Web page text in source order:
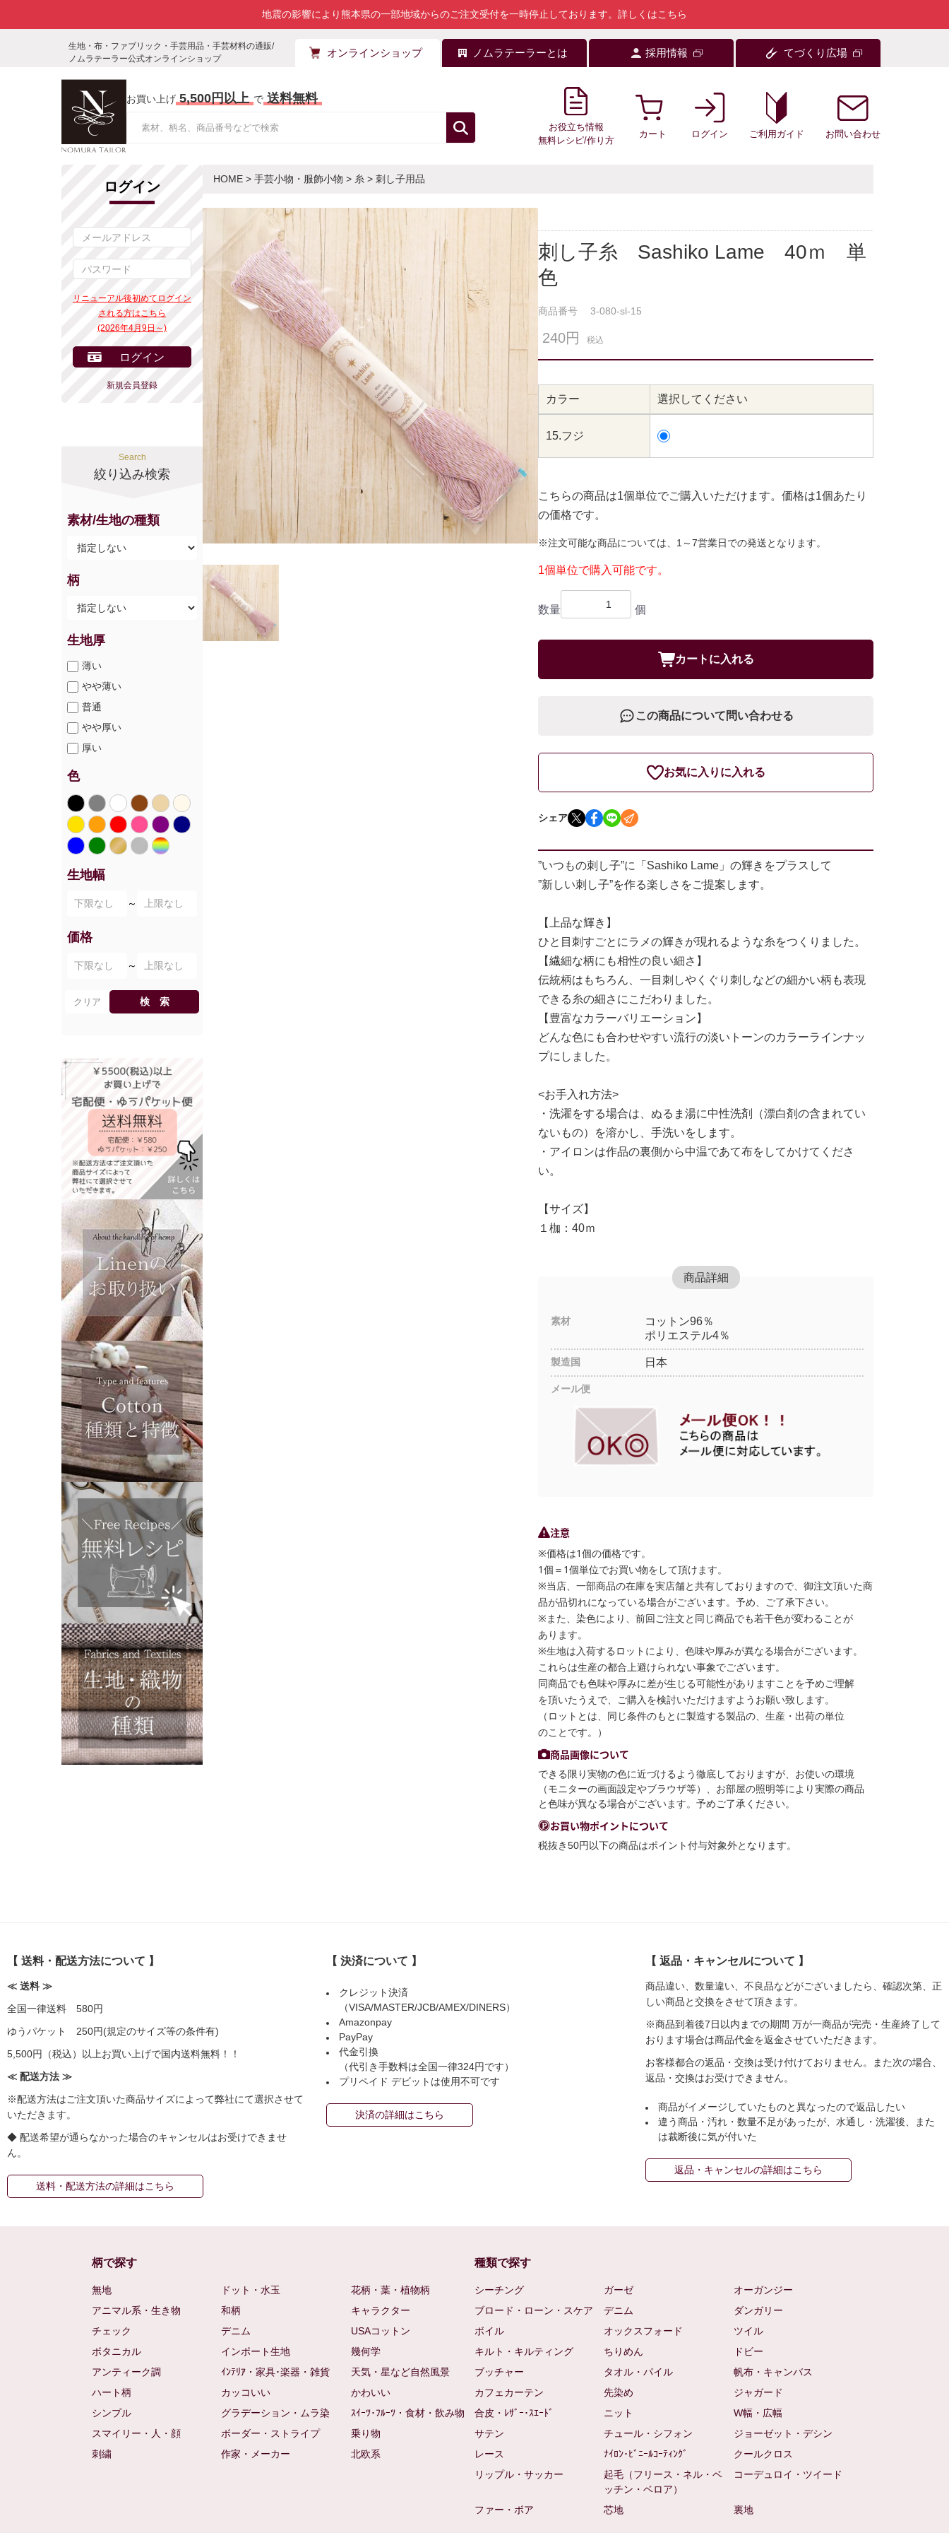
地震の影響により熊本県の一部地域からのご注文受付を一時停止しております。 詳しくはこちら
生地・布・ファブリック・手芸用品・手芸材料の通販/
ノムラテーラー公式オンラインショップ
オンラインショップ ノムラテーラーとは 採用情報 てづくり広場
お買い上げ 5,500円以上 で 送料無料
お役立ち情報
無料レシピ/作り方
カート ログイン ご利用ガイド お問い合わせ
ログイン
リニューアル後初めてログイン
される方はこちら
(2026年4月9日～)
ログイン
新規会員登録
Search
絞り込み検索
素材/生地の種類
柄
生地厚
薄い
やや薄い
普通
やや厚い
厚い
色
生地幅
～
価格
～
クリア 検 索
HOME > 手芸小物・服飾小物 > 糸 > 刺し子用品
刺し子糸 Sashiko Lame 40ｍ 単
色
商品番号 3-080-sl-15
240円 税込
カラー 選択してください
15.フジ
こちらの商品は1個単位でご購入いただけます。価格は1個あたり
の価格です。
※注文可能な商品については、1～7営業日での発送となります。
1個単位で購入可能です。
数量 個
カートに入れる
この商品について問い合わせる
お気に入りに入れる
シェア
”いつもの刺し子”に「Sashiko Lame」の輝きをプラスして
”新しい刺し子”を作る楽しさをご提案します。
【上品な輝き】
ひと目刺すごとにラメの輝きが現れるような糸をつくりました。
【繊細な柄にも相性の良い細さ】
伝統柄はもちろん、一目刺しやくぐり刺しなどの細かい柄も表現
できる糸の細さにこだわりました。
【豊富なカラーバリエーション】
どんな色にも合わせやすい流行の淡いトーンのカラーラインナッ
プにしました。
<お手入れ方法>
・洗濯をする場合は、ぬるま湯に中性洗剤（漂白剤の含まれてい
ないもの）を溶かし、手洗いをします。
・アイロンは作品の裏側から中温であて布をしてかけてくださ
い。
【サイズ】
１枷：40ｍ
商品詳細
素材
コットン96％
ポリエステル4％
製造国 日本
メール便
注意
※価格は1個の価格です。
1個＝1個単位でお買い物をして頂けます。
※当店、一部商品の在庫を実店舗と共有しておりますので、御注文頂いた商
品が品切れになっている場合がございます。予め、ご了承下さい。
※また、染色により、前回ご注文と同じ商品でも若干色が変わることが
あります。
※生地は入荷するロットにより、色味や厚みが異なる場合がございます。
これらは生産の都合上避けられない事象でございます。
同商品でも色味や厚みに差が生じる可能性がありますことを予めご理解
を頂いたうえで、ご購入を検討いただけますようお願い致します。
（ロットとは、同じ条件のもとに製造する製品の、生産・出荷の単位
のことです。）
商品画像について
できる限り実物の色に近づけるよう徹底しておりますが、お使いの環境
（モニターの画面設定やブラウザ等）、お部屋の照明等により実際の商品
と色味が異なる場合がございます。予めご了承ください。
お買い物ポイントについて
税抜き50円以下の商品はポイント付与対象外となります。
【 送料・配送方法について 】
≪ 送料 ≫
全国一律送料 580円
ゆうパケット 250円(規定のサイズ等の条件有)
5,500円（税込）以上お買い上げで国内送料無料！！
≪ 配送方法 ≫
※配送方法はご注文頂いた商品サイズによって弊社にて選択させて
いただきます。
◆ 配送希望が通らなかった場合のキャンセルはお受けできませ
ん。
送料・配送方法の詳細はこちら
【 決済について 】
クレジット決済
（VISA/MASTER/JCB/AMEX/DINERS）
Amazonpay
PayPay
代金引換
（代引き手数料は全国一律324円です）
プリペイド デビットは使用不可です
決済の詳細はこちら
【 返品・キャンセルについて 】
商品違い、数量違い、不良品などがございましたら、確認次第、正
しい商品と交換をさせて頂きます。
※商品到着後7日以内までの期間 万が一商品が完売・生産終了して
おります場合は商品代金を返金させていただきます。
お客様都合の返品・交換は受け付けておりません。また次の場合、
返品・交換はお受けできません。
商品がイメージしていたものと異なったので返品したい
違う商品・汚れ・数量不足があったが、水通し・洗濯後、また
は裁断後に気が付いた
返品・キャンセルの詳細はこちら
柄で探す
無地 ドット・水玉
花柄・葉・植物柄
アニマル系・生き物
和柄
キャラクター
チェック
デニム
USAコットン
ボタニカル
インポート生地
幾何学
アンティーク調
ｲﾝﾃﾘｱ・家具･楽器・雑貨
天気・星など自然風景
ハート柄
カッコいい
かわいい
シンプル
グラデーション・ムラ染
ｽｲｰﾂ･ﾌﾙｰﾂ・食材・飲み物
スマイリー・人・顔
ボーダー・ストライプ
乗り物
刺繍
作家・メーカー 北欧系
種類で探す
シーチング ガーゼ
オーガンジー
ブロード・ローン・スケア
デニム
ダンガリー
ボイル
オックスフォード
ツイル
キルト・キルティング
ちりめん
ドビー
ブッチャー
タオル・パイル
帆布・キャンバス
カフェカーテン
先染め
ジャガード
合皮・ﾚｻﾞｰ･ｽｴｰﾄﾞ
ニット
W幅・広幅
サテン
チュール・シフォン
ジョーゼット・デシン
レース
ﾅｲﾛﾝ･ﾋﾞﾆｰﾙｺｰﾃｨﾝｸﾞ
クールクロス
リップル・サッカー
起毛（フリース・ネル・ベ
ッチン・ベロア）
コーデュロイ・ツイード
ファー・ボア 芯地 裏地